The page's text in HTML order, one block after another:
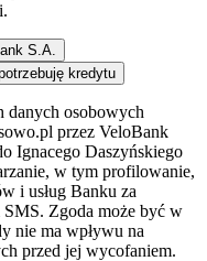
S.A.
kredytu
danych osobowych
przez VeloBank
Ignacego Daszyńskiego
w tym profilowanie,
i usług Banku za
Zgoda może być w
nie ma wpływu na
przed jej wycofaniem.